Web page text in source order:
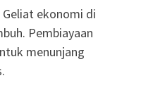
Geliat ekonomi di
Pembiayaan
menunjang